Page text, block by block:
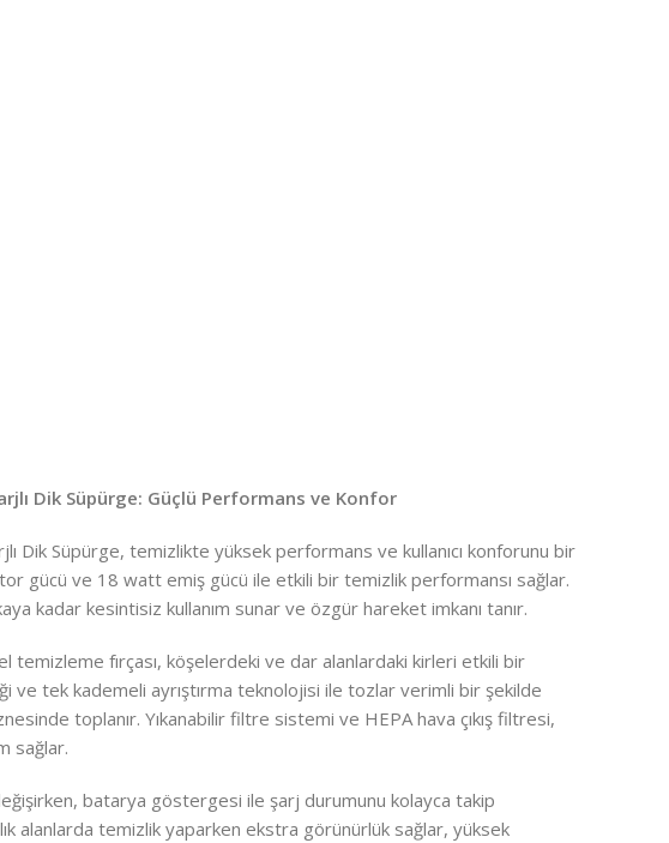
Dik Süpürge: Güçlü Performans ve Konfor
Dik Süpürge, temizlikte yüksek performans ve kullanıcı konforunu bir
gücü ve 18 watt emiş gücü ile etkili bir temizlik performansı sağlar.
kadar kesintisiz kullanım sunar ve özgür hareket imkanı tanır.
temizleme fırçası, köşelerdeki ve dar alanlardaki kirleri etkili bir
ve tek kademeli ayrıştırma teknolojisi ile tozlar verimli bir şekilde
toplanır. Yıkanabilir filtre sistemi ve HEPA hava çıkış filtresi,
sağlar.
batarya göstergesi ile şarj durumunu kolayca takip
alanlarda temizlik yaparken ekstra görünürlük sağlar, yüksek